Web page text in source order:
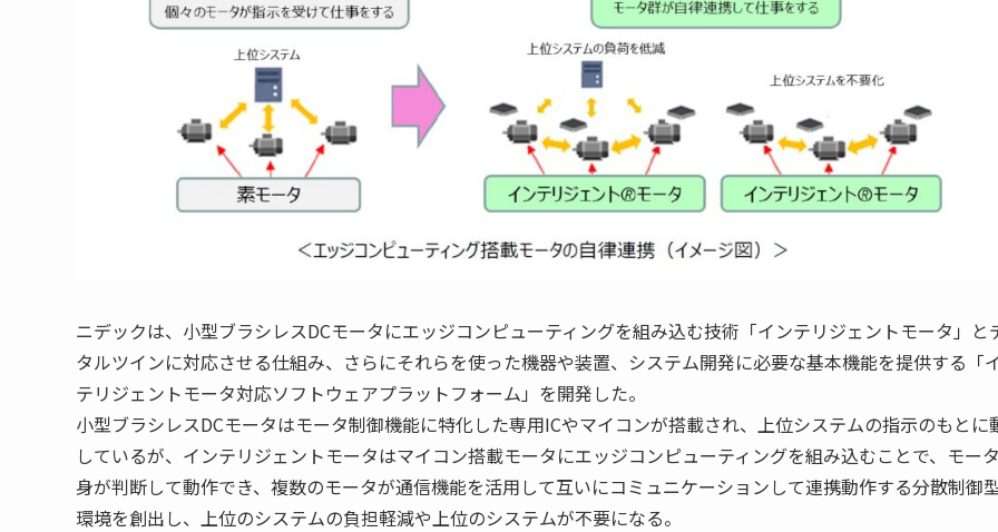
ニデックは、⼩型ブラシレスDCモータにエッジコンピューティングを組み込む技術「インテリジェントモータ」と
タルツインに対応させる仕組み、さらにそれらを使った機器や装置、システム開発に必要な基本機能を提供する「
テリジェントモータ対応ソフトウェアプラットフォーム」を開発した。
⼩型ブラシレスDCモータはモータ制御機能に特化した専用ICやマイコンが搭載され、上位システムの指示のもとに
しているが、インテリジェントモータはマイコン搭載モータにエッジコンピューティングを組み込むことで、モー
身が判断して動作でき、複数のモータが通信機能を活用して互いにコミュニケーションして連携動作する分散制御
環境を創出し、上位のシステムの負担軽減や上位のシステムが不要になる。